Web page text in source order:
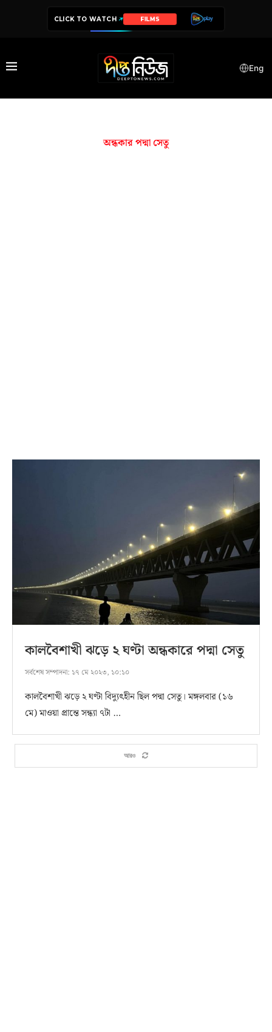
CLICK TO WATCH FILMS
Eng
অন্ধকার পদ্মা সেতু
কালবৈশাখী ঝড়ে ২ ঘণ্টা অন্ধকারে পদ্মা সেতু
সর্বশেষ সম্পাদনা: ১৭ মে ২০২৩, ১০:১০
কালবৈশাখী ঝড়ে ২ ঘণ্টা বিদ্যুৎহীন ছিল পদ্মা সেতু। মঙ্গলবার (১৬
মে) মাওয়া প্রান্তে সন্ধ্যা ৭টা …
আরও